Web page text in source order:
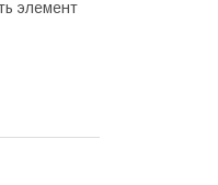
элемент